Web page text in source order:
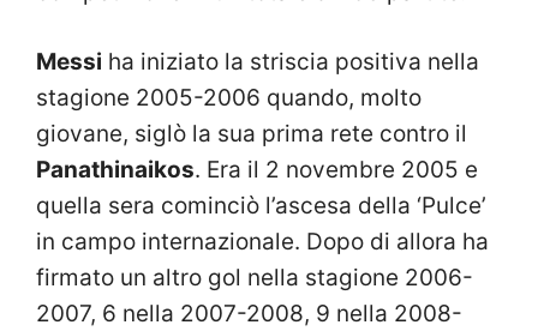
Messi ha iniziato la striscia positiva nella
stagione 2005-2006 quando, molto
giovane, siglò la sua prima rete contro il
Panathinaikos. Era il 2 novembre 2005 e
quella sera cominciò l’ascesa della ‘Pulce’
in campo internazionale. Dopo di allora ha
firmato un altro gol nella stagione 2006-
2007, 6 nella 2007-2008, 9 nella 2008-